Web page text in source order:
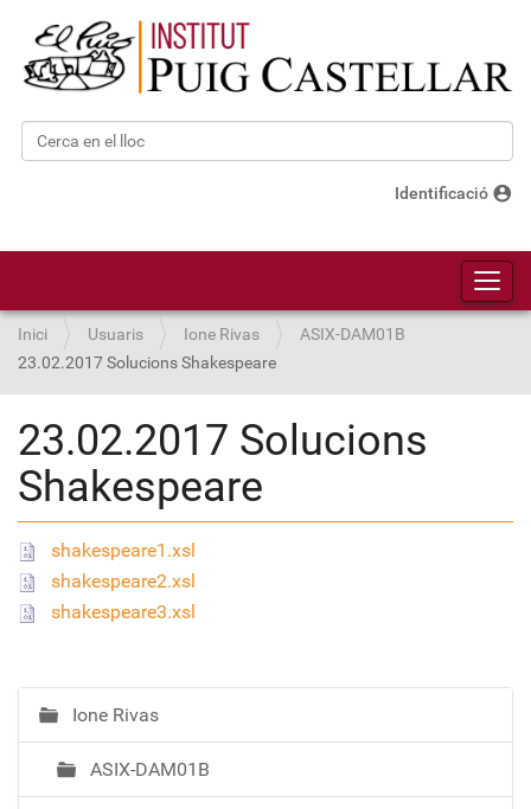
Cerca
Identificació account_circle
Inici Usuaris Ione Rivas
ASIX-DAM01B
23.02.2017 Solucions Shakespeare
23.02.2017 Solucions
Shakespeare
shakespeare1.xsl
shakespeare2.xsl
shakespeare3.xsl
N
a
e
Ione Rivas
ASIX-DAM01B